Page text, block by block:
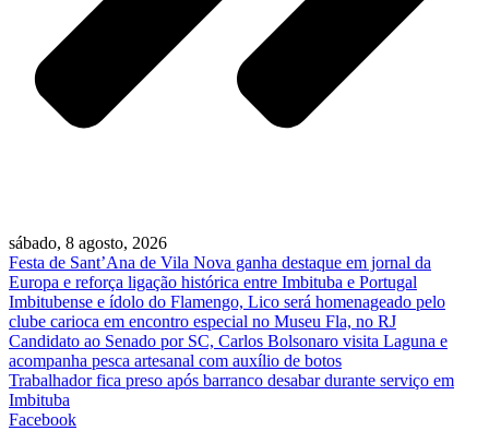
sábado, 8 agosto, 2026
Festa de Sant’Ana de Vila Nova ganha destaque em jornal da
Europa e reforça ligação histórica entre Imbituba e Portugal
Imbitubense e ídolo do Flamengo, Lico será homenageado pelo
clube carioca em encontro especial no Museu Fla, no RJ
Candidato ao Senado por SC, Carlos Bolsonaro visita Laguna e
acompanha pesca artesanal com auxílio de botos
Trabalhador fica preso após barranco desabar durante serviço em
Imbituba
Facebook